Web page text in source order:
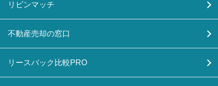
リビンマッチ
不動産売却の窓口
リースバック比較PRO